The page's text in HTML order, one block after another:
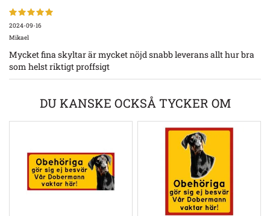
2024-09-16
Mikael
Mycket fina skyltar är mycket nöjd snabb leverans allt hur bra
som helst riktigt proffsigt
DU KANSKE OCKSÅ TYCKER OM